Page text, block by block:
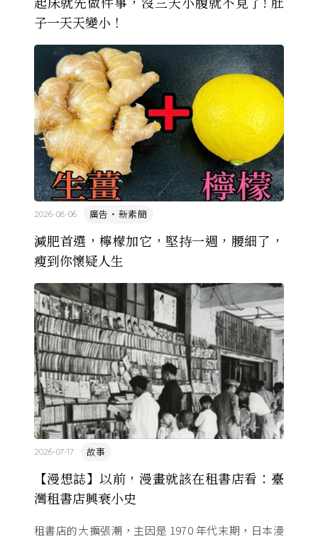
子一天天變小！
減肥首選，檸檬加它，堅持一週，腰細了，
瘦到你懷疑人生
廣告・新素簡
2026-08-06
【漫想誌】以前，漫畫就該在租書店看：臺
灣租書店興衰小史
故事
2026-07-17
租書店的大擴張潮，主因是 1970 年代末期，日本漫